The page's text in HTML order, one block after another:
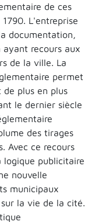
de ces
L'entreprise
documentation,
recours aux
de la ville. La
permet
de plus en plus
le dernier siècle
des tirages
Avec ce recours
logique publicitaire
nouvelle
municipaux
la vie de la cité.